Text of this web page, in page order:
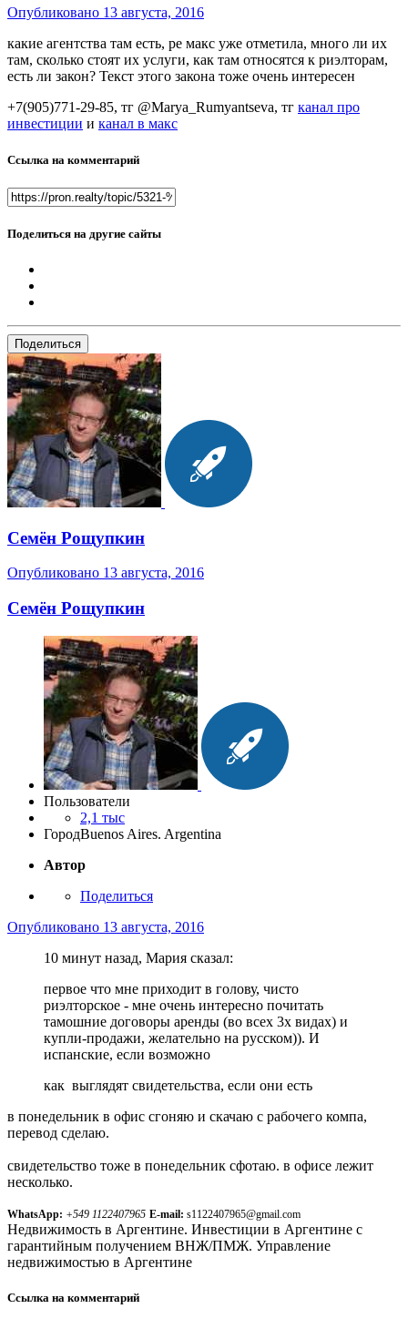
Опубликовано 13 августа, 2016
какие агентства там есть, ре макс уже отметила, много ли их
там, сколько стоят их услуги, как там относятся к риэлторам,
есть ли закон? Текст этого закона тоже очень интересен
+7(905)771-29-85, тг @Marya_Rumyantseva, тг канал про
инвестиции и канал в макс
Ссылка на комментарий
Поделиться на другие сайты
Поделиться
Семён Рощупкин
Опубликовано 13 августа, 2016
Семён Рощупкин
Пользователи
2,1 тыс
ГородBuenos Aires. Argentina
Автор
Поделиться
Опубликовано 13 августа, 2016
10 минут назад, Мария сказал:
первое что мне приходит в голову, чисто
риэлторское - мне очень интересно почитать
тамошние договоры аренды (во всех 3х видах) и
купли-продажи, желательно на русском)). И
испанские, если возможно
как выглядят свидетельства, если они есть
в понедельник в офис сгоняю и скачаю с рабочего компа,
перевод сделаю.
свидетельство тоже в понедельник сфотаю. в офисе лежит
несколько.
WhatsApp: +549 1122407965 E-mail: s1122407965@gmail.com
Недвижимость в Аргентине. Инвестиции в Аргентине с
гарантийным получением ВНЖ/ПМЖ. Управление
недвижимостью в Аргентине
Ссылка на комментарий